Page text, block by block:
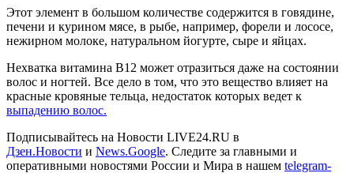
Этот элемент в большом количестве содержится в говядине,
печени и курином мясе, в рыбе, например, форели и лососе,
нежирном молоке, натуральном йогурте, сыре и яйцах.
Нехватка витамина В12 может отразиться даже на состоянии
волос и ногтей. Все дело в том, что это вещество влияет на
красные кровяные тельца, недостаток которых ведет к
выпадению волос.
Подписывайтесь на Новости LIVE24.RU в
Дзен.Новости и News.Google. Следите за главными и
оперативными новостями России и Мира в нашем telegram-